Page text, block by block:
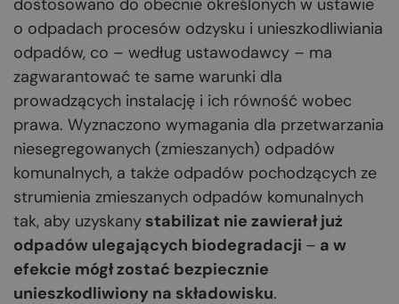
o odpadach procesów odzysku i unieszkodliwiania
odpadów, co – według ustawodawcy – ma
zagwarantować te same warunki dla
prowadzących instalację i ich równość wobec
prawa. Wyznaczono wymagania dla przetwarzania
niesegregowanych (zmieszanych) odpadów
komunalnych, a także odpadów pochodzących ze
strumienia zmieszanych odpadów komunalnych
tak, aby uzyskany stabilizat nie zawierał już
odpadów ulegających biodegradacji – a w
efekcie mógł zostać bezpiecznie
unieszkodliwiony na składowisku.